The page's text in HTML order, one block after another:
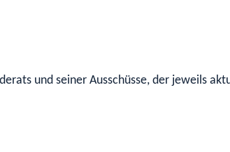
und seiner Ausschüsse, der jeweils